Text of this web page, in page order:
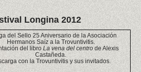
Longina 2012
del Sello 25 Aniversario de la Asociación
Hermanos Saíz a la Trovuntivitis.
del libroLa vena del centro de Alexis
Castañeda.
con la Trovuntivitis y sus invitados.